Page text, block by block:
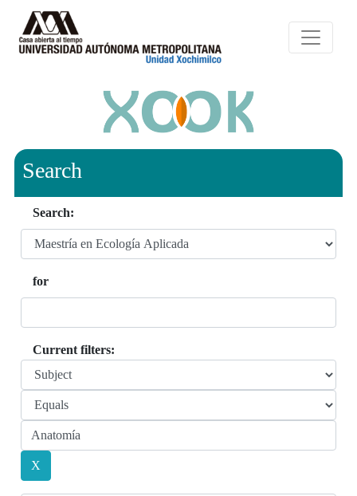
Search
Search:
for
Current filters: